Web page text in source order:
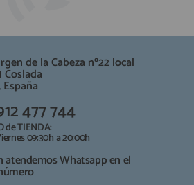
744
a 20:00h
Whatsapp
de la Cabeza nº22 local
Coslada
477 744
de TIENDA:
09:30h a 20:00h
atendemos Whatsapp en el